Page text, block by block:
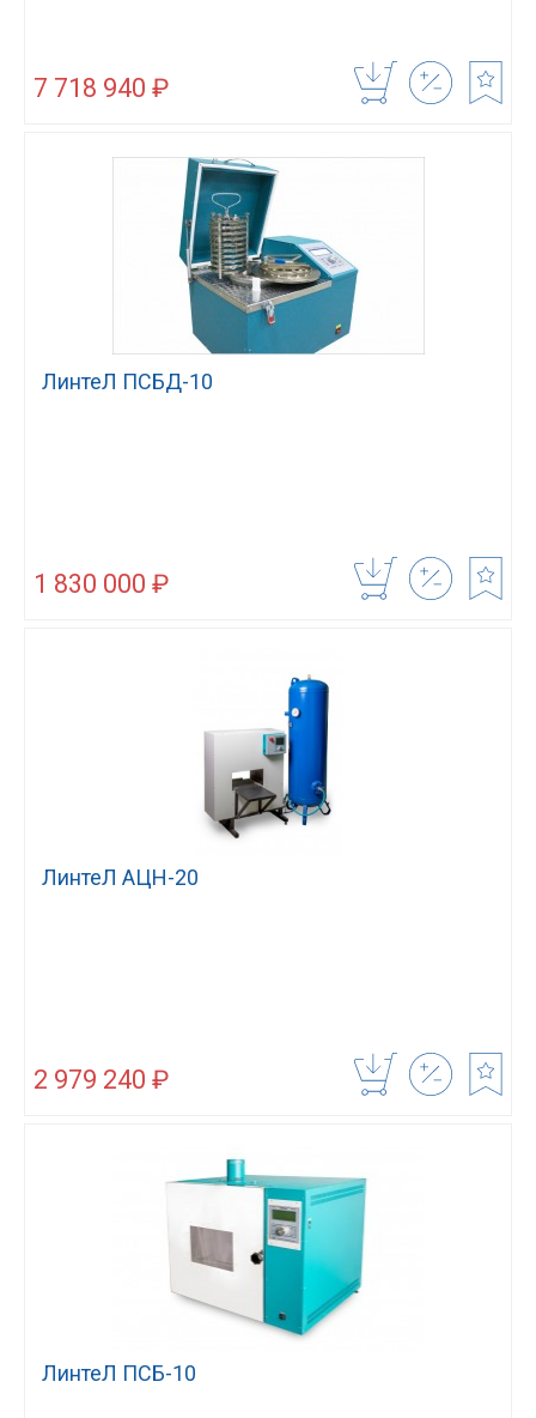
7 718 940 ₽
ЛинтеЛ ПСБД-10
1 830 000 ₽
ЛинтеЛ АЦН-20
2 979 240 ₽
ЛинтеЛ ПСБ-10